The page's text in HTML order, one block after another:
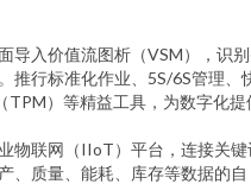
导入价值流图析（VSM），识
推行标准化作业、5S/6S管理、
TPM）等精益工具，为数字化提
物联网（IIoT）平台，连接关键
、质量、能耗、库存等数据的自